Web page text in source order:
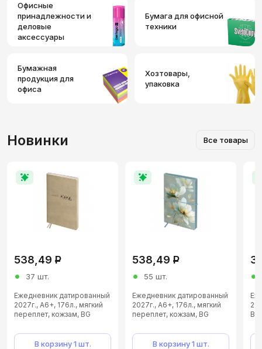
Офисные
принадлежности и
деловые
аксессуары
Бумага для офисной
техники
Бумажная
продукция для
офиса
Хозтовары,
упаковка
Новинки Все товары
538,49 Р
37 шт.
Ежедневник датированный
2027г., А6+, 176л., мягкий
переплет, кожзам, BG
бежевый металлик,
цветной срез
В корзину 1 шт.
538,49 Р
55 шт.
Ежедневник датированный
2027г., А6+, 176л., мягкий
переплет, кожзам, BG
фольгой, цветной срез, с
резинкойВ корзину 1 шт.